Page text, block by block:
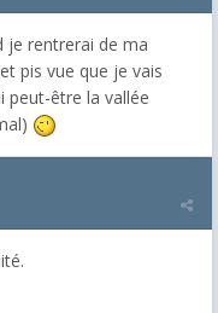
je rentrerai de ma
pis vue que je vais
peut-être la vallée